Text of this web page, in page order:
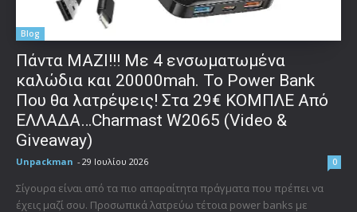
Blog
Πάντα ΜΑΖΙ!!! Με 4 ενσωματωμένα
καλώδια και 20000mah. Το Power Bank
Που θα λατρέψεις! Στα 29€ ΚΟΜΠΛΕ Από
ΕΛΛΑΔΑ…Charmast W2065 (Video &
Giveaway)
Unpackman - 29 Ιουλίου 2026 0
Σίγουρα είναι από τα πιο απαραίτητα πράγματα που πρέπει να
έχεις μαζί σου. Προσωπικά λατρεύω τέτοια power banks με